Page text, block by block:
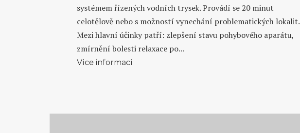
systémem řízených vodních trysek. Provádí se 20 minut
celotělově nebo s možností vynechání problematických lokalit.
Mezi hlavní účinky patří: zlepšení stavu pohybového aparátu,
zmírnění bolesti relaxace po...
Více informací